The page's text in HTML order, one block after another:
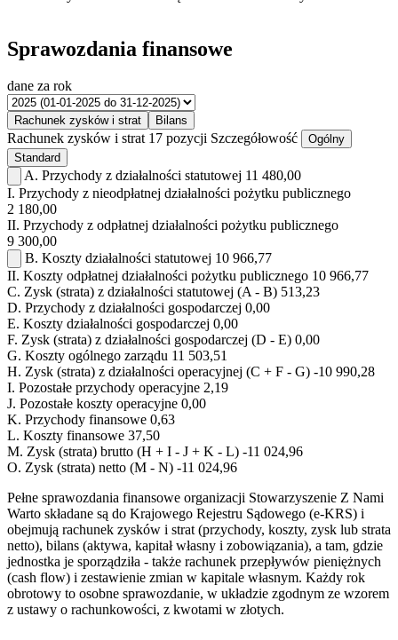
Sprawozdania finansowe
dane za rok
Rachunek zysków i strat Bilans
Rachunek zysków i strat 17 pozycji Szczegółowość
Ogólny
Standard
A. Przychody z działalności statutowej 11 480,00
I. Przychody z nieodpłatnej działalności pożytku publicznego
2 180,00
II. Przychody z odpłatnej działalności pożytku publicznego
9 300,00
B. Koszty działalności statutowej 10 966,77
II. Koszty odpłatnej działalności pożytku publicznego 10 966,77
C. Zysk (strata) z działalności statutowej (A - B) 513,23
D. Przychody z działalności gospodarczej 0,00
E. Koszty działalności gospodarczej 0,00
F. Zysk (strata) z działalności gospodarczej (D - E) 0,00
G. Koszty ogólnego zarządu 11 503,51
H. Zysk (strata) z działalności operacyjnej (C + F - G) -10 990,28
I. Pozostałe przychody operacyjne 2,19
J. Pozostałe koszty operacyjne 0,00
K. Przychody finansowe 0,63
L. Koszty finansowe 37,50
M. Zysk (strata) brutto (H + I - J + K - L) -11 024,96
O. Zysk (strata) netto (M - N) -11 024,96
Pełne sprawozdania finansowe organizacji Stowarzyszenie Z Nami
Warto składane są do Krajowego Rejestru Sądowego (e-KRS) i
obejmują rachunek zysków i strat (przychody, koszty, zysk lub strata
netto), bilans (aktywa, kapitał własny i zobowiązania), a tam, gdzie
jednostka je sporządziła - także rachunek przepływów pieniężnych
(cash flow) i zestawienie zmian w kapitale własnym. Każdy rok
obrotowy to osobne sprawozdanie, w układzie zgodnym ze wzorem
z ustawy o rachunkowości, z kwotami w złotych.